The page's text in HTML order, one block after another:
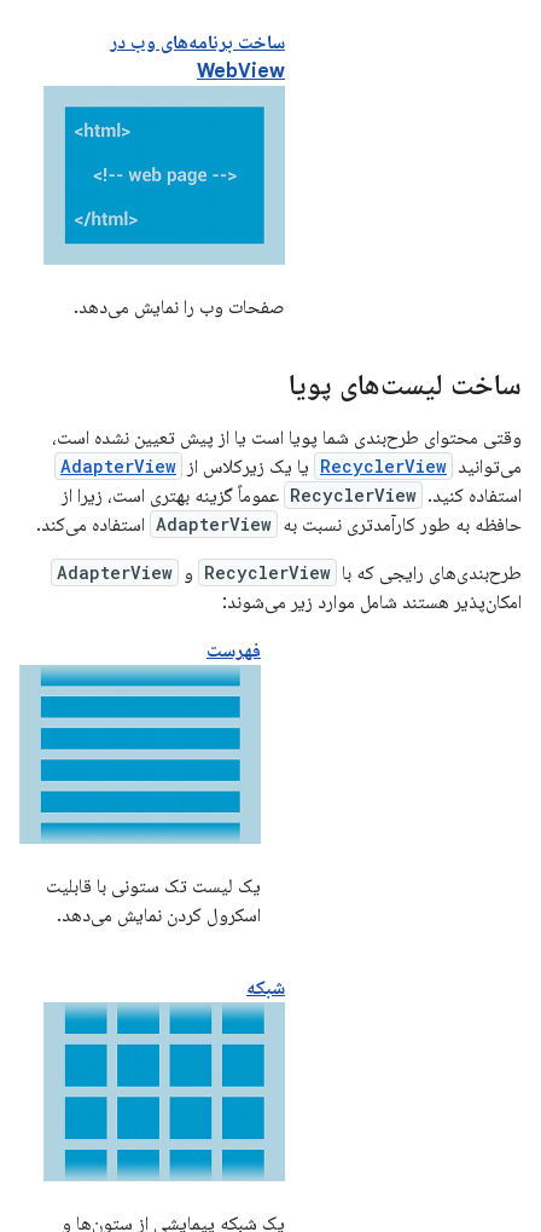
ساخت برنامه‌های وب در
WebView
صفحات وب را نمایش می‌دهد.
ساخت لیست‌های پویا
وقتی محتوای طرح‌بندی شما پویا است یا از پیش تعیین نشده است،
می‌توانید RecyclerView یا یک زیرکلاس از AdapterView
استفاده کنید. RecyclerView عموماً گزینه بهتری است، زیرا از
حافظه به طور کارآمدتری نسبت به AdapterView استفاده می‌کند.
طرح‌بندی‌های رایجی که با RecyclerView و AdapterView
امکان‌پذیر هستند شامل موارد زیر می‌شوند:
فهرست
یک لیست تک ستونی با قابلیت
اسکرول کردن نمایش می‌دهد.
شبکه
یک شبکه پیمایشی از ستون‌ها و